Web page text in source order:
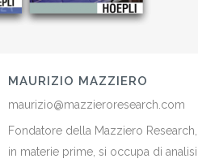
MAURIZIO MAZZIERO
maurizio@mazzieroresearch.com
Fondatore della Mazziero
in materie prime, si occupa di